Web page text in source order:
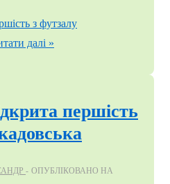
з футзалу
далі »
першість
ОПУБЛІКОВАНО НА